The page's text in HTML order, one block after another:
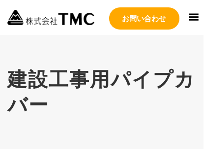
お問い合わせ
建設工事用パイプカ
バー